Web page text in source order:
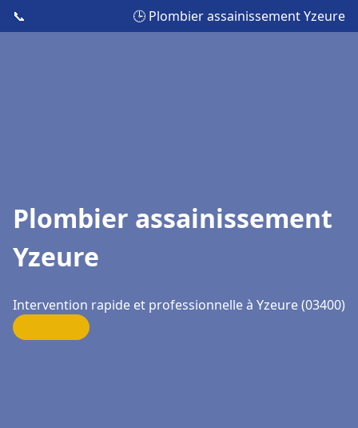
📞 🕒 Plombier assainissement Yzeure
Plombier assainissement
Yzeure
Intervention rapide et professionnelle à Yzeure (03400)